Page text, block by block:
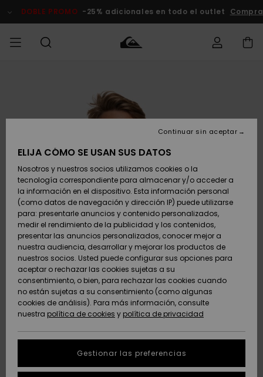
del
DOBLE PROMO -25% adicionales en todo el outlet Comprar
Zapatos y
chanclas
Surf
Snow
Novedades
Destacados
Zapatos y
chanclas
Surf
Snow
Novedades
Destacados
Destacados
Snow
SURF
Hombre
Highlights
Comunidad
SNOW
Snow
Hombre
Snow Niños
Tienda
Snow Mujer
Destacados
Comunidad
DOBLE
PROMO
Hombre
Outlet
Mujer
AYUDA &
CONTACTO
Envio
Devoluciones
Pago
Tarjeta de
regalo
Quiksilver
Freedom
Protección de
datos
personales
SOSTENIBILIDAD
ELIJA CÓMO SE USAN SUS DATOS
Nosotros y nuestros socios utilizamos cookies o la
tecnología correspondiente para almacenar y/o acceder a
la información en el dispositivo. Esta información personal
(como datos de navegación y dirección IP) puede utilizarse
para: presentarle anuncios y contenido personalizados,
medir el rendimiento de la publicidad y los contenidos,
presentar las anuncios personalizados, conocer mejor a
nuestra audiencia, desarrollar y mejorar los productos de
nuestros socios. Usted puede configurar sus opciones para
aceptar o rechazar las cookies sujetas a su
consentimiento, o bien, para rechazar las cookies cuando
no están sujetas a su consentimiento (como algunas
cookies de análisis). Para más información, consulte
nuestra política de cookies y política de privacidad
Gestionar las preferencias
Continuar sin aceptar